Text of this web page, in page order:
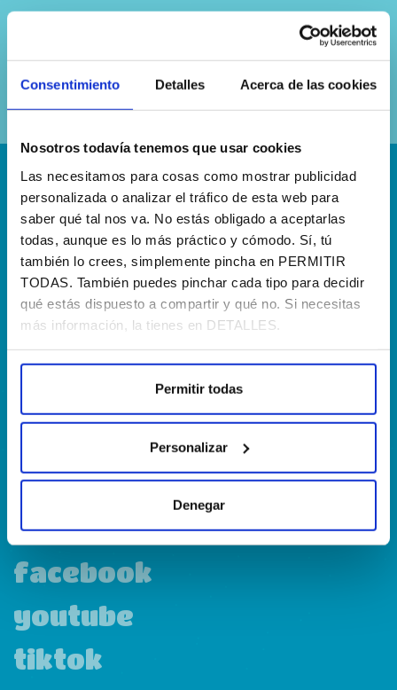
Consentimiento Detalles Acerca de las cookies
Nosotros todavía tenemos que usar cookies
Las necesitamos para cosas como mostrar publicidad
personalizada o analizar el tráfico de esta web para
saber qué tal nos va. No estás obligado a aceptarlas
todas, aunque es lo más práctico y cómodo. Sí, tú
también lo crees, simplemente pincha en PERMITIR
TODAS. También puedes pinchar cada tipo para decidir
qué estás dispuesto a compartir y qué no. Si necesitas
más información, la tienes en DETALLES.
Permitir todas
Personalizar
Denegar
política de
privacidad
¡Escríbenos!
hola@agenciapisto.com
¿Hablamos?!
(+34) 910 40 46 33
¿Dónde estamos?
linkedin
instagram
facebook
youtube
tiktok